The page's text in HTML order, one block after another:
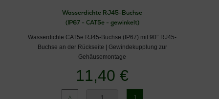
Wasserdichte RJ45-Buchse
(IP67 - CAT5e - gewinkelt)
Wasserdichte CAT5e RJ45-Buchse (IP67) mit 90° RJ45-
Buchse an der Rückseite | Gewindekupplung zur
Gehäusemontage
11,40 €